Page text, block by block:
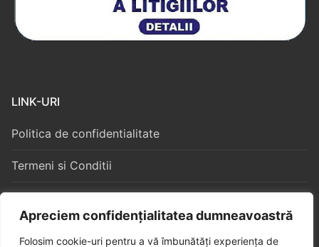
Apreciem confidențialitatea dumneavoastră
Folosim cookie-uri pentru a vă îmbunătăți experiența de
LINK-URI
Politica de confidentialitate
Termeni si Conditii